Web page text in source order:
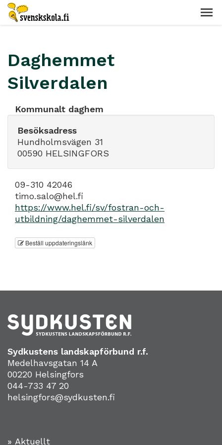
Daghemmet
Silverdalen
Kommunalt daghem
Besöksadress
Hundholmsvägen 31
00590 HELSINGFORS
09-310 42046
timo.salo@hel.fi
https://www.hel.fi/sv/fostran-och-
utbildning/daghemmet-silverdalen
Beställ uppdateringslänk
Sydkustens landskapförbund r.f.
Medelhavsgatan 14 A
00220 Helsingfors
044-733 47 20
helsingfors@sydkusten.fi
» Aktuellt